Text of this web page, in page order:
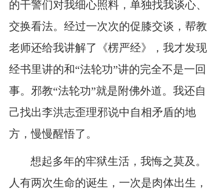
的干警们对我细心照料，单独找我谈心、
交换看法。经过一次次的促膝交谈，帮教
老师还给我讲解了《楞严经》，我才发现
经书里讲的和“法轮功”讲的完全不是一回
事。邪教“法轮功”就是附佛外道。我还自
己找出李洪志歪理邪说中自相矛盾的地
方，慢慢醒悟了。
想起多年的牢狱生活，我悔之莫及。
人有两次生命的诞生，一次是肉体出生，